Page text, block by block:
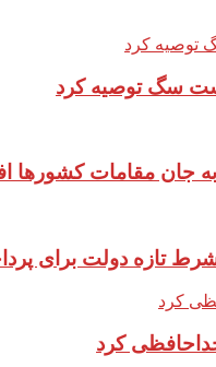
سگ توصیه کرد
جان مقامات کشورها
شرط تازه دولت برای